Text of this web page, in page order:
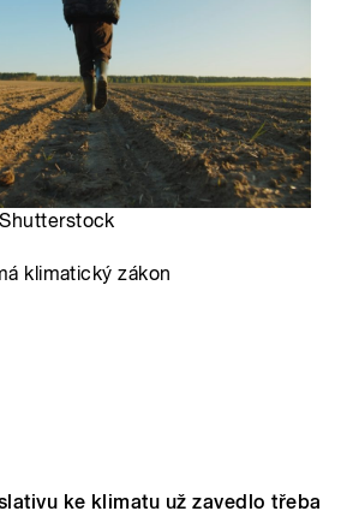
klimatický zákon
ke klimatu už zavedlo třeba